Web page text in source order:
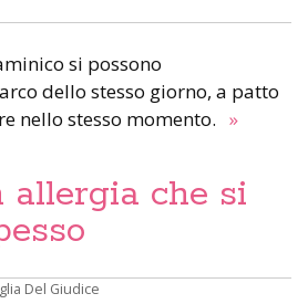
si possono
dello stesso giorno, a patto
nello stesso momento. »
allergia che si
Del Giudice